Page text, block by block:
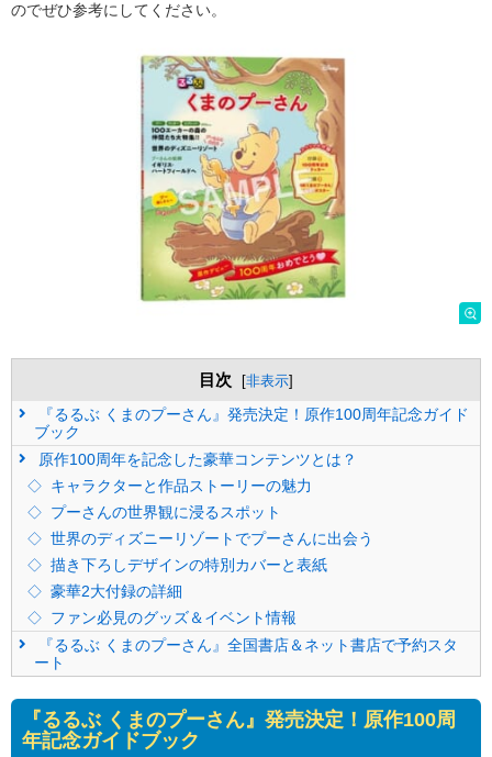
のでぜひ参考にしてください。
目次 [非表示]
『るるぶ くまのプーさん』発売決定！原作100周年記念ガイド
ブック
原作100周年を記念した豪華コンテンツとは？
キャラクターと作品ストーリーの魅力
プーさんの世界観に浸るスポット
世界のディズニーリゾートでプーさんに出会う
描き下ろしデザインの特別カバーと表紙
豪華2大付録の詳細
ファン必見のグッズ＆イベント情報
『るるぶ くまのプーさん』全国書店＆ネット書店で予約スタ
ート
『るるぶ くまのプーさん』発売決定！原作100周
年記念ガイドブック